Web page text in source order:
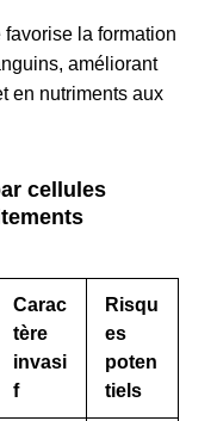
la formation
améliorant
en nutriments aux
cellules
Carac
tère
invasi
f
Risqu
es
poten
tiels